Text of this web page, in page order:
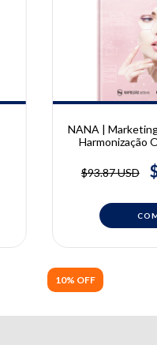
10% OFF
NANA |
Harmonização
$93.87 USD